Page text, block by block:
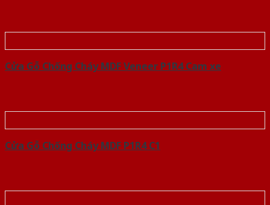
Cửa Gỗ Chống Cháy MDF Veneer P1R4 Cam xe
Cửa Gỗ Chống Cháy MDF P1R4 C1